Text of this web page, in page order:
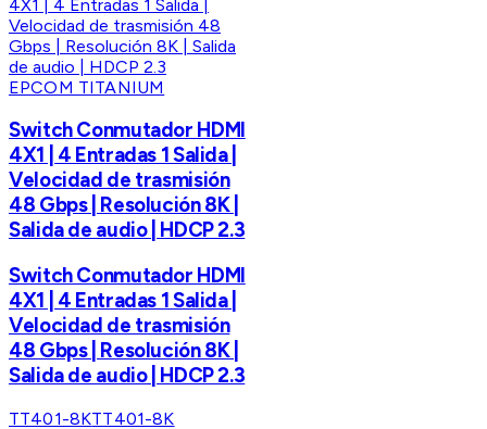
EPCOM TITANIUM
Switch Conmutador HDMI
4X1 | 4 Entradas 1 Salida |
Velocidad de trasmisión
48 Gbps | Resolución 8K |
Salida de audio | HDCP 2.3
Switch Conmutador HDMI
4X1 | 4 Entradas 1 Salida |
Velocidad de trasmisión
48 Gbps | Resolución 8K |
Salida de audio | HDCP 2.3
TT401-8KTT401-8K